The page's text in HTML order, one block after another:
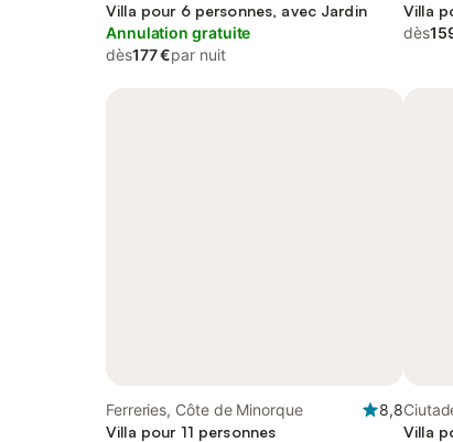
Villa pour 6 personnes, avec Jardin
Annulation gratuite
dès177 €par nuit
Villa
dès
Ferreries, Côte de Minorque
8,8
Villa pour 11 personnes
Villa